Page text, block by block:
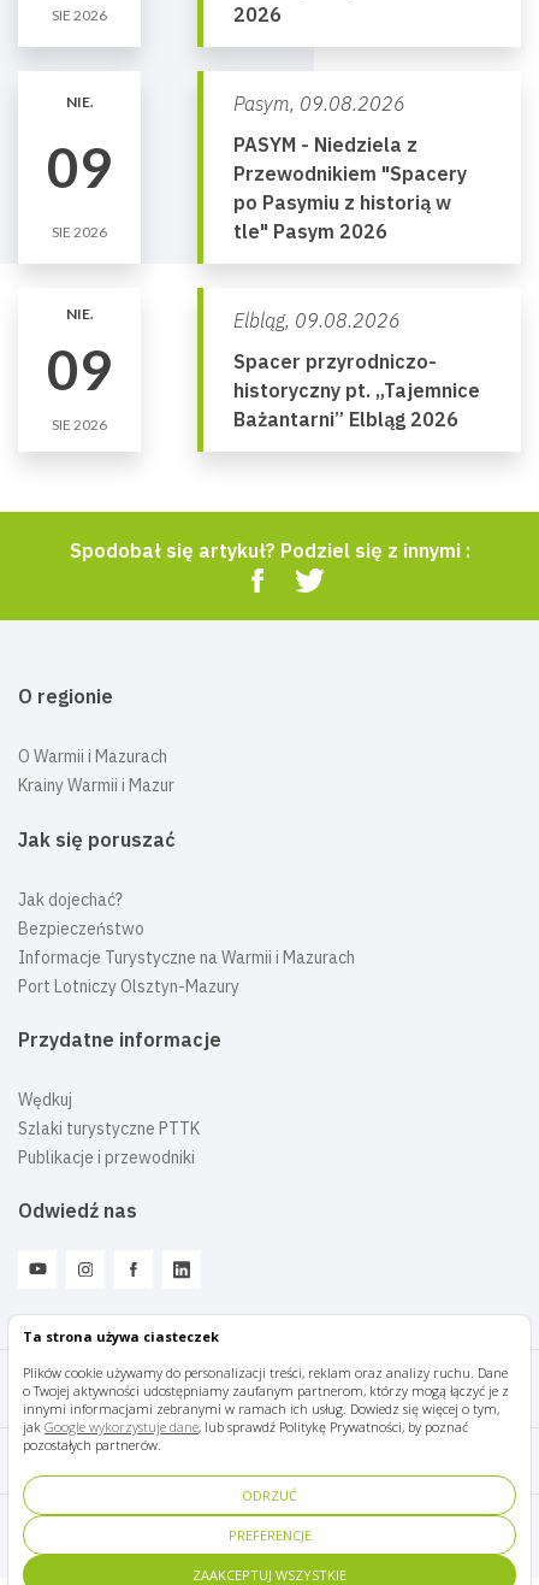
Ta strona używa ciasteczek
Plików cookie używamy do personalizacji treści, reklam oraz analizy ruchu. Dane
o Twojej aktywności udostępniamy zaufanym partnerom, którzy mogą łączyć je z
innymi informacjami zebranymi w ramach ich usług. Dowiedz się więcej o tym,
jak Google wykorzystuje dane, lub sprawdź Politykę Prywatności, by poznać
pozostałych partnerów.
ODRZUĆ
PREFERENCJE
ZAAKCEPTUJ WSZYSTKIE
SIE 2026
2026
NIE.
09
SIE 2026
Pasym, 09.08.2026
PASYM - Niedziela z
Przewodnikiem "Spacery
po Pasymiu z historią w
tle" Pasym 2026
NIE.
09
SIE 2026
Elbląg, 09.08.2026
Spacer przyrodniczo-
historyczny pt. „Tajemnice
Bażantarni” Elbląg 2026
Spodobał się artykuł? Podziel się z innymi :
O regionie
O Warmii i Mazurach
Krainy Warmii i Mazur
Jak się poruszać
Jak dojechać?
Bezpieczeństwo
Informacje Turystyczne na Warmii i Mazurach
Port Lotniczy Olsztyn-Mazury
Przydatne informacje
Wędkuj
Szlaki turystyczne PTTK
Publikacje i przewodniki
Odwiedź nas
Mazury Travel © 2026
Polityka prywatności